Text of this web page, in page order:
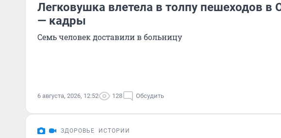
Легковушка влетела в толпу пешеходов в
— кадры
Семь человек доставили в больницу
6 августа, 2026, 12:52 128 Обсудить
ЗДОРОВЬЕ ИСТОРИИ